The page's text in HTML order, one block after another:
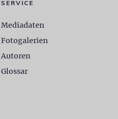
SERVICE
Mediadaten
Fotogalerien
Autoren
Glossar